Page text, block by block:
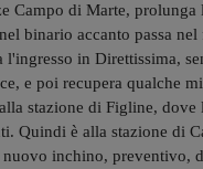
Campo di Marte, prolunga
binario accanto passa nel
l'ingresso in Direttissima,
e poi recupera qualche
stazione di Figline,
Quindi è alla stazione di
nuovo inchino, preventivo,